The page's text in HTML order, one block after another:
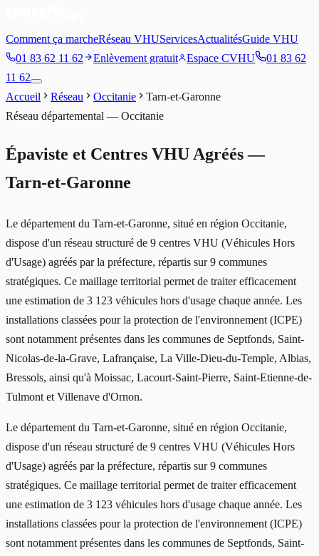
Comment ça marcheRéseau VHUServicesActualitésGuide VHU
01 83 62 11 62
Enlèvement gratuit Espace CVHU
01 83 62
11 62
Accueil
Réseau Occitanie
Tarn-et-Garonne
Réseau départemental — Occitanie
Épaviste et Centres VHU Agréés —
Tarn-et-Garonne
Le département du Tarn-et-Garonne, situé en région Occitanie,
dispose d'un réseau structuré de 9 centres VHU (Véhicules Hors
d'Usage) agréés par la préfecture, répartis sur 9 communes
stratégiques. Ce maillage territorial permet de traiter efficacement
une estimation de 3 123 véhicules hors d'usage chaque année. Les
installations classées pour la protection de l'environnement (ICPE)
sont notamment présentes dans les communes de Septfonds, Saint-
Nicolas-de-la-Grave, Lafrançaise, La Ville-Dieu-du-Temple, Albias,
Bressols, ainsi qu'à Moissac, Lacourt-Saint-Pierre, Saint-Etienne-de-
Tulmont et Villenave d'Ornon.
Le département du Tarn-et-Garonne, situé en région Occitanie,
dispose d'un réseau structuré de 9 centres VHU (Véhicules Hors
d'Usage) agréés par la préfecture, répartis sur 9 communes
stratégiques. Ce maillage territorial permet de traiter efficacement
une estimation de 3 123 véhicules hors d'usage chaque année. Les
installations classées pour la protection de l'environnement (ICPE)
sont notamment présentes dans les communes de Septfonds, Saint-